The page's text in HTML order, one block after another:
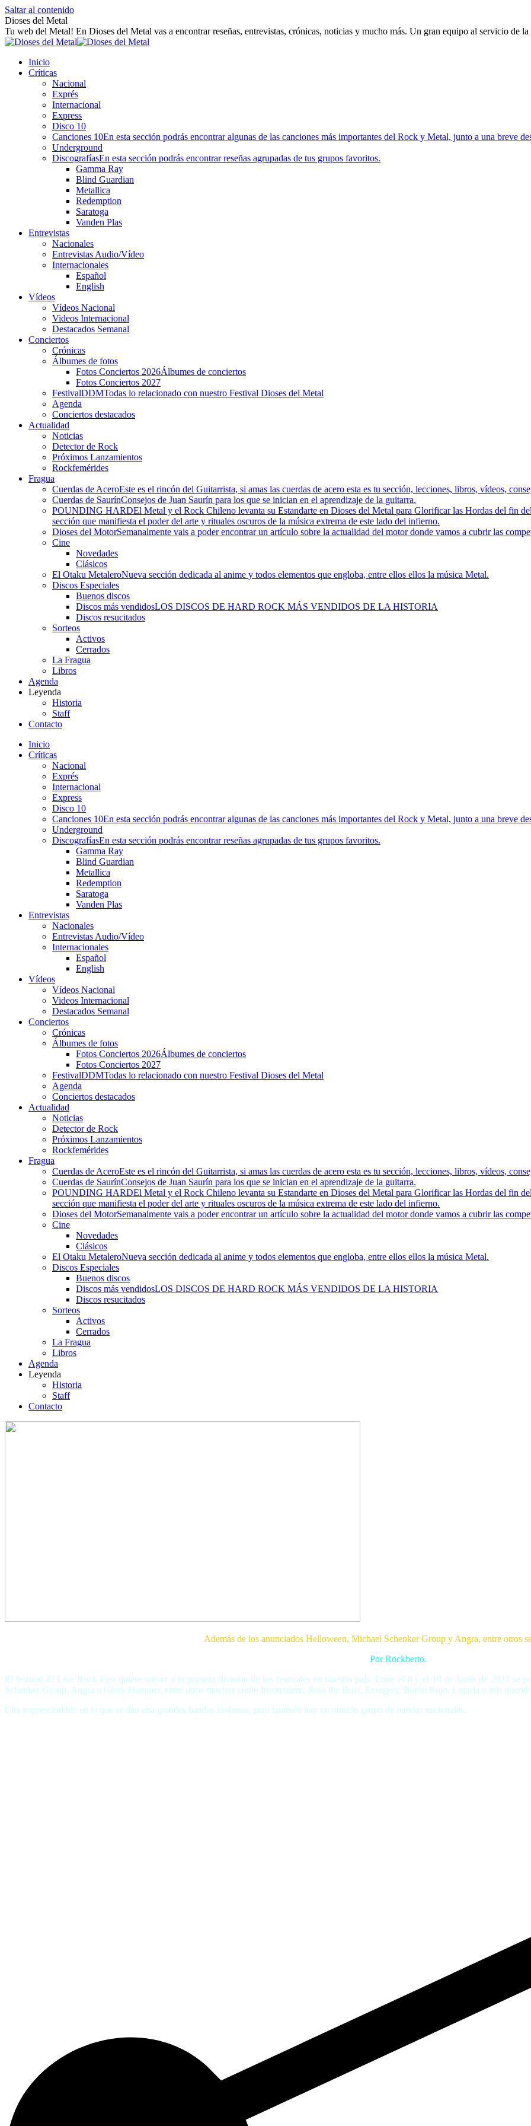
Saltar al contenido
Dioses del Metal
Tu web del Metal! En Dioses del Metal vas a encontrar reseñas, entrevistas, crónicas, noticias y mucho más. Un gran equipo al servicio de la
Inicio
Críticas
Nacional
Exprés
Internacional
Express
Disco 10
Canciones 10En esta sección podrás encontrar algunas de las canciones más importantes del Rock y Metal, junto a una breve
Underground
DiscografíasEn esta sección podrás encontrar reseñas agrupadas de tus grupos favoritos.
Gamma Ray
Blind Guardian
Metallica
Redemption
Saratoga
Vanden Plas
Entrevistas
Nacionales
Entrevistas Audio/Vídeo
Internacionales
Español
English
Vídeos
Vídeos Nacional
Videos Internacional
Destacados Semanal
Conciertos
Crónicas
Álbumes de fotos
Fotos Conciertos 2026Álbumes de conciertos
Fotos Conciertos 2027
FestivalDDMTodas lo relacionado con nuestro Festival Dioses del Metal
Agenda
Conciertos destacados
Actualidad
Noticias
Detector de Rock
Próximos Lanzamientos
Rockfemérides
Fragua
Cuerdas de AceroEste es el rincón del Guitarrista, si amas las cuerdas de acero esta es tu sección, lecciones, libros, vídeos,
Cuerdas de SaurínConsejos de Juan Saurín para los que se inician en el aprendizaje de la guitarra.
POUNDING HARDEl Metal y el Rock Chileno levanta su Estandarte en Dioses del Metal para Glorificar las Hordas del fin
sección que manifiesta el poder del arte y rituales oscuros de la música extrema de este lado del infierno.
Dioses del MotorSemanalmente vais a poder encontrar un artículo sobre la actualidad del motor donde vamos a cubrir las
Cine
Novedades
Clásicos
El Otaku MetaleroNueva sección dedicada al anime y todos elementos que engloba, entre ellos ellos la música Metal.
Discos Especiales
Buenos discos
Discos más vendidosLOS DISCOS DE HARD ROCK MÁS VENDIDOS DE LA HISTORIA
Discos resucitados
Sorteos
Activos
Cerrados
La Fragua
Libros
Agenda
Leyenda
Historia
Staff
Contacto
Inicio
Críticas
Nacional
Exprés
Internacional
Express
Disco 10
Canciones 10En esta sección podrás encontrar algunas de las canciones más importantes del Rock y Metal, junto a una breve
Underground
DiscografíasEn esta sección podrás encontrar reseñas agrupadas de tus grupos favoritos.
Gamma Ray
Blind Guardian
Metallica
Redemption
Saratoga
Vanden Plas
Entrevistas
Nacionales
Entrevistas Audio/Vídeo
Internacionales
Español
English
Vídeos
Vídeos Nacional
Videos Internacional
Destacados Semanal
Conciertos
Crónicas
Álbumes de fotos
Fotos Conciertos 2026Álbumes de conciertos
Fotos Conciertos 2027
FestivalDDMTodas lo relacionado con nuestro Festival Dioses del Metal
Agenda
Conciertos destacados
Actualidad
Noticias
Detector de Rock
Próximos Lanzamientos
Rockfemérides
Fragua
Cuerdas de AceroEste es el rincón del Guitarrista, si amas las cuerdas de acero esta es tu sección, lecciones, libros, vídeos,
Cuerdas de SaurínConsejos de Juan Saurín para los que se inician en el aprendizaje de la guitarra.
POUNDING HARDEl Metal y el Rock Chileno levanta su Estandarte en Dioses del Metal para Glorificar las Hordas del fin
sección que manifiesta el poder del arte y rituales oscuros de la música extrema de este lado del infierno.
Dioses del MotorSemanalmente vais a poder encontrar un artículo sobre la actualidad del motor donde vamos a cubrir las
Cine
Novedades
Clásicos
El Otaku MetaleroNueva sección dedicada al anime y todos elementos que engloba, entre ellos ellos la música Metal.
Discos Especiales
Buenos discos
Discos más vendidosLOS DISCOS DE HARD ROCK MÁS VENDIDOS DE LA HISTORIA
Discos resucitados
Sorteos
Activos
Cerrados
La Fragua
Libros
Agenda
Leyenda
Historia
Staff
Contacto
Además de los anunciados Helloween, Michael Schenker Group y Angra, entre otros
Por Rockberto.
El festival Z! Live Rock Fest quiere volver a la primera división de los festivales en nuestro país. Entre el 8 y el 10 de Junio de 2023 se
Schenker Group, Angra o Glory Hammer, entre otros muchos como Insomnium, Ross the Boss, Evergrey, Barón Rojo, Lujuria o mis
Cita imprescindible en la que se dan cita grandes bandas foráneas, pero también hay un nutrido grupo de bandas nacionales.